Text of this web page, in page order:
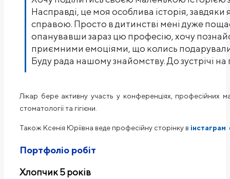
Насправді, це моя особлива історія,
справою. Просто в дитинстві мені дуже
опанувавши зараз цю професію, хочу
приємними емоціями, що колись
Буду рада нашому знайомству. До зустрічі на
Лікар бере активну участь у конференціях, професійних
стоматології та гігієни.
Також Ксенія Юріївна веде професійну сторінку в інстаграм
Портфоліо робіт
Хлопчик 5 років